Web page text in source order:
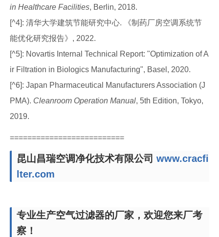
in Healthcare Facilities, Berlin, 2018.
[^4]: 清华大学建筑节能研究中心. 《制药厂房空调系统节
能优化研究报告》, 2022.
[^5]: Novartis Internal Technical Report: "Optimization of A
ir Filtration in Biologics Manufacturing", Basel, 2020.
[^6]: Japan Pharmaceutical Manufacturers Association (J
PMA). Cleanroom Operation Manual, 5th Edition, Tokyo,
2019.
==========================
昆山昌瑞空调净化技术有限公司 www.cracfi
lter.com
专业生产空气过滤器的厂家，欢迎您来厂考
察！